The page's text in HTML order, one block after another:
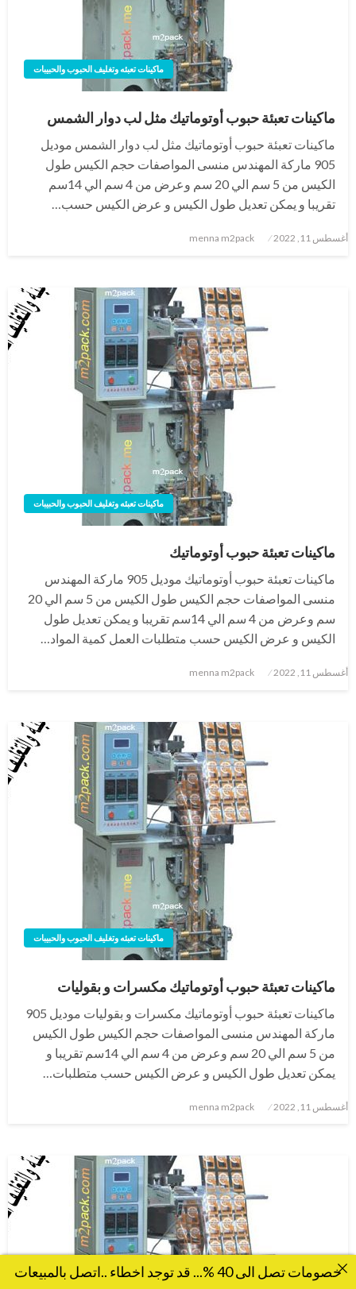
ماكينات تعبئه وتغليف الحبوب والحبيبات
ماكينات تعبئة حبوب أوتوماتيك مثل لب دوار الشمس
ماكينات تعبئة حبوب أوتوماتيك مثل لب دوار الشمس موديل
905 ماركة المهندس منسى المواصفات حجم الكيس طول
الكيس من 5 سم الي 20 سم وعرض من 4 سم الي 14سم
تقريبا و يمكن تعديل طول الكيس و عرض الكيس حسب…
نُشر
أغسطس 11, 2022 menna m2pack
ماكينات تعبئه وتغليف الحبوب والحبيبات
ماكينات تعبئة حبوب أوتوماتيك
ماكينات تعبئة حبوب أوتوماتيك موديل 905 ماركة المهندس
منسى المواصفات حجم الكيس طول الكيس من 5 سم الي 20
سم وعرض من 4 سم الي 14سم تقريبا و يمكن تعديل طول
الكيس و عرض الكيس حسب متطلبات العمل كمية المواد…
نُشر
أغسطس 11, 2022 menna m2pack
ماكينات تعبئه وتغليف الحبوب والحبيبات
ماكينات تعبئة حبوب أوتوماتيك مكسرات و بقوليات
ماكينات تعبئة حبوب أوتوماتيك مكسرات و بقوليات موديل 905
ماركة المهندس منسى المواصفات حجم الكيس طول الكيس
من 5 سم الي 20 سم وعرض من 4 سم الي 14سم تقريبا و
يمكن تعديل طول الكيس و عرض الكيس حسب متطلبات…
نُشر
أغسطس 11, 2022 menna m2pack
خصومات تصل الى 40 %... قد توجد اخطاء ..اتصل بالمبيعات